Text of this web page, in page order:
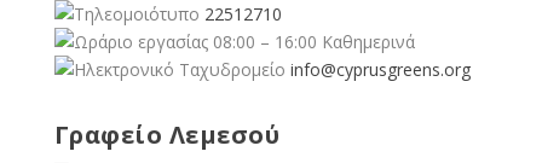
22512710
08:00 – 16:00 Καθημερινά
info@cyprusgreens.org
Γραφείο Λεμεσού